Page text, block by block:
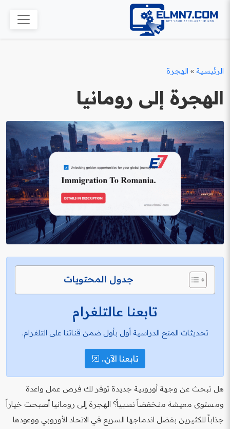
الرئيسية » الهجرة
الهجرة إلى رومانيا
جدول المحتويات
تابعنا عالتلغرام
تحديثات المنح الدراسية أول بأول ضمن قناتنا على التلغرام.
تابعنا الآن..
هل تبحث عن وجهة أوروبية جديدة توفر لك فرص عمل واعدة
ومستوى معيشة منخفضاً نسبياً؟ الهجرة إلى رومانيا أصبحت خياراً
جذاباً للكثيرين بفضل اندماجها السريع في الاتحاد الأوروبي ووعودها